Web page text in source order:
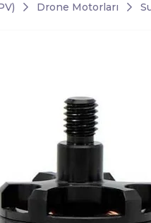
Drone Motorları